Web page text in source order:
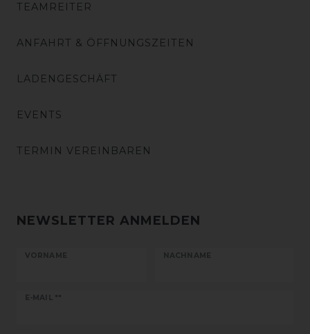
TEAMREITER
ANFAHRT & ÖFFNUNGSZEITEN
LADENGESCHÄFT
EVENTS
TERMIN VEREINBAREN
NEWSLETTER ANMELDEN
VORNAME NACHNAME
E-MAIL **
Newsletter